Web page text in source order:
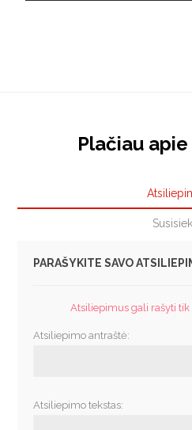
Plačiau
PARAŠYKITE SAVO
Atsiliepimus gali rašyti
Atsiliepimo antraštė:
Atsiliepimo tekstas: